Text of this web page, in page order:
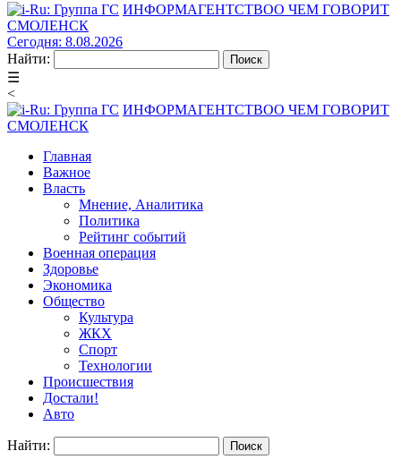
ИНФОРМАГЕНТСТВОО ЧЕМ ГОВОРИТ
СМОЛЕНСК
Сегодня: 8.08.2026
Найти:
☰
<
ИНФОРМАГЕНТСТВОО ЧЕМ ГОВОРИТ
СМОЛЕНСК
Главная
Важное
Власть
Мнение, Аналитика
Политика
Рейтинг событий
Военная операция
Здоровье
Экономика
Общество
Культура
ЖКХ
Спорт
Технологии
Происшествия
Достали!
Авто
Найти: